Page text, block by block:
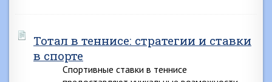
Тотал в теннисе: стратегии и ставки
в спорте
Спортивные ставки в теннисе